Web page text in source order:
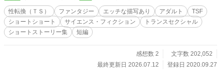
性転換（ＴＳ） ファンタジー エッチな描写あり アダルト
TSF
ショートショート
サイエンス・フィクション
トランスセクシャル
ショートストーリー集
短編
感想数 2
文字数 202,052
最終更新日 2026.07.12
登録日 2020.09.27